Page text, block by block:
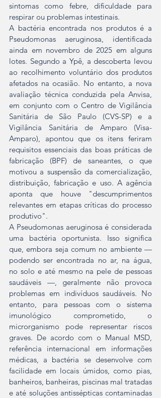
sintomas como febre, dificuldade para
respirar ou problemas intestinais.
A bactéria encontrada nos produtos é a
Pseudomonas aeruginosa, identificada
ainda em novembro de 2025 em alguns
lotes. Segundo a Ypê, a descoberta levou
ao recolhimento voluntário dos produtos
afetados na ocasião. No entanto, a nova
avaliação técnica conduzida pela Anvisa,
em conjunto com o Centro de Vigilância
Sanitária de São Paulo (CVS-SP) e a
Vigilância Sanitária de Amparo (Visa-
Amparo), apontou que os itens feriram
requisitos essenciais das boas práticas de
fabricação (BPF) de saneantes, o que
motivou a suspensão da comercialização,
distribuição, fabricação e uso. A agência
aponta que houve "descumprimentos
relevantes em etapas críticas do processo
produtivo".
A Pseudomonas aeruginosa é considerada
uma bactéria oportunista. Isso significa
que, embora seja comum no ambiente —
podendo ser encontrada no ar, na água,
no solo e até mesmo na pele de pessoas
saudáveis —, geralmente não provoca
problemas em indivíduos saudáveis. No
entanto, para pessoas com o sistema
imunológico comprometido, o
microrganismo pode representar riscos
graves. De acordo com o Manual MSD,
referência internacional em informações
médicas, a bactéria se desenvolve com
facilidade em locais úmidos, como pias,
banheiros, banheiras, piscinas mal tratadas
e até soluções antissépticas contaminadas